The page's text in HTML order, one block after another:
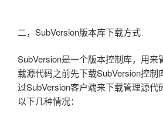
二，SubVersion版本库下载方式
SubVersion是一个版本控制库，用来
载源代码之前先下载SubVersion控制
过SubVersion客户端来下载管理源代
以下几种情况：